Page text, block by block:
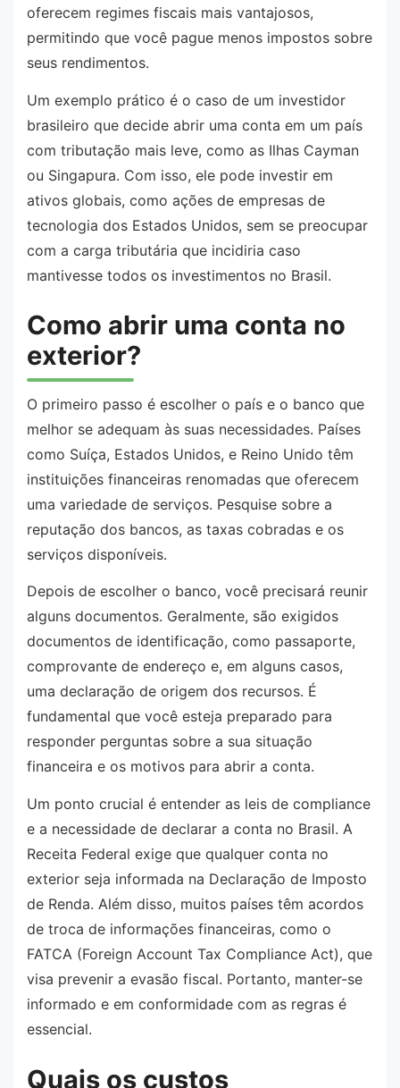
oferecem regimes fiscais mais vantajosos,
permitindo que você pague menos impostos sobre
seus rendimentos.
Um exemplo prático é o caso de um investidor
brasileiro que decide abrir uma conta em um país
com tributação mais leve, como as Ilhas Cayman
ou Singapura. Com isso, ele pode investir em
ativos globais, como ações de empresas de
tecnologia dos Estados Unidos, sem se preocupar
com a carga tributária que incidiria caso
mantivesse todos os investimentos no Brasil.
Como abrir uma conta no
exterior?
O primeiro passo é escolher o país e o banco que
melhor se adequam às suas necessidades. Países
como Suíça, Estados Unidos, e Reino Unido têm
instituições financeiras renomadas que oferecem
uma variedade de serviços. Pesquise sobre a
reputação dos bancos, as taxas cobradas e os
serviços disponíveis.
Depois de escolher o banco, você precisará reunir
alguns documentos. Geralmente, são exigidos
documentos de identificação, como passaporte,
comprovante de endereço e, em alguns casos,
uma declaração de origem dos recursos. É
fundamental que você esteja preparado para
responder perguntas sobre a sua situação
financeira e os motivos para abrir a conta.
Um ponto crucial é entender as leis de compliance
e a necessidade de declarar a conta no Brasil. A
Receita Federal exige que qualquer conta no
exterior seja informada na Declaração de Imposto
de Renda. Além disso, muitos países têm acordos
de troca de informações financeiras, como o
FATCA (Foreign Account Tax Compliance Act), que
visa prevenir a evasão fiscal. Portanto, manter-se
informado e em conformidade com as regras é
essencial.
Quais os custos